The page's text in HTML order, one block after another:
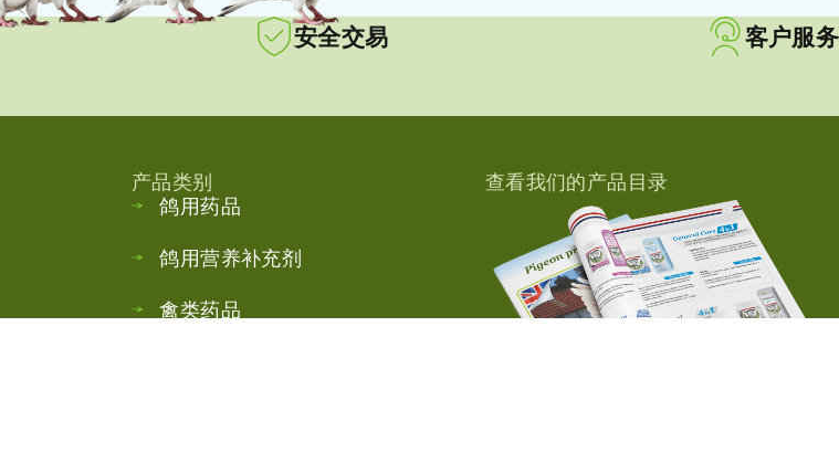
安全交易 客户服务
产品类别
鸽用药品
鸽用营养补充剂
禽类药品
查看我们的产品目录